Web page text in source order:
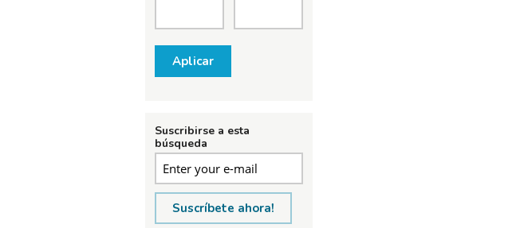
Aplicar
Suscribirse a esta
búsqueda
Suscríbete ahora!